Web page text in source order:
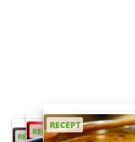
RECEPT
RECEPT
RECEPT
RECEPT